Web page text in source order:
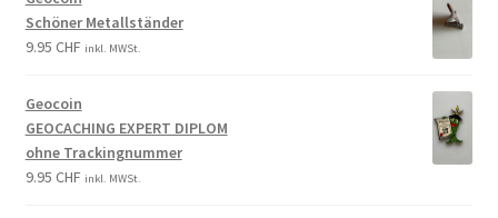
Schöner Metallständer
9.95 CHF inkl. MWSt.
Geocoin
GEOCACHING EXPERT DIPLOM
ohne Trackingnummer
9.95 CHF inkl. MWSt.